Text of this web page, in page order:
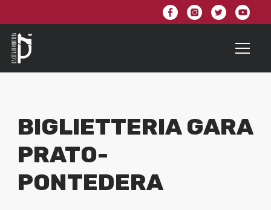
BIGLIETTERIA GARA
PRATO-
PONTEDERA